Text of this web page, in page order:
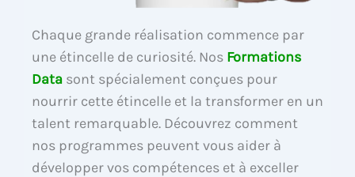
Chaque grande réalisation commence par
une étincelle de curiosité. Nos Formations
Data sont spécialement conçues pour
nourrir cette étincelle et la transformer en un
talent remarquable. Découvrez comment
nos programmes peuvent vous aider à
développer vos compétences et à exceller